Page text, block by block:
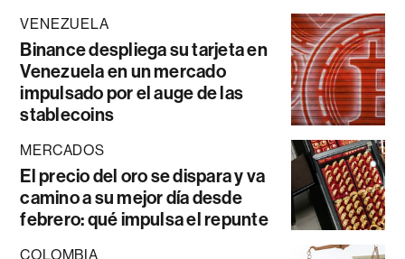
VENEZUELA
Binance despliega su tarjeta en
Venezuela en un mercado
impulsado por el auge de las
stablecoins
MERCADOS
El precio del oro se dispara y va
camino a su mejor día desde
febrero: qué impulsa el repunte
COLOMBIA